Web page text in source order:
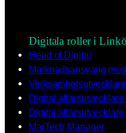
Digitala roller i
Head of Digital
Marknadsansvarig
Verksamhetsutvecklare
Digital
Digital affärsutvecklare
MarTech Manager